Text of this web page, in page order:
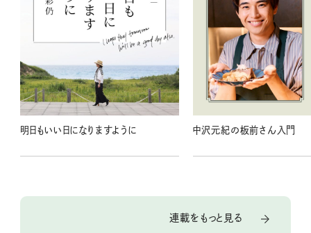
明日もいい日になりますように 中沢元紀の板前さん入門
連載をもっと見る